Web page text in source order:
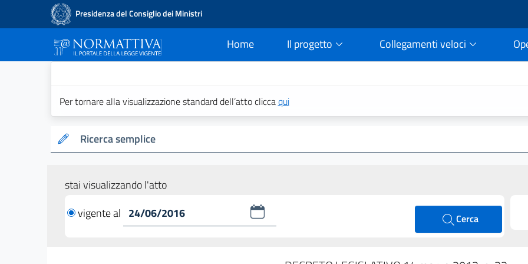
Presidenza del Consiglio dei Ministri
Home
current Il progetto Collegamenti veloci
Per tornare alla visualizzazione standard dell’atto cliccaqui
Ricerca semplice
stai visualizzando l'atto
vigente al
Cerca